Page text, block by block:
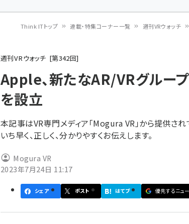
ン
く
ず
Think ITトップ 連載・特集コーナー一覧 週刊VRウォッチ
週刊VRウォッチ 第342回
Apple、新たなAR/VRグルー
を設立
本記事はVR専門メディア「Mogura VR」から提供さ
いち早く、正しく、分かりやすくお伝えします。
Mogura VR
2023年7月24日 11:17
シェア ポスト はてブ 優先するニュ